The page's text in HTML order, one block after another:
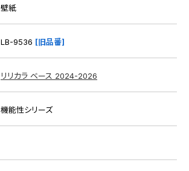
壁紙
LB-9536 [旧品番]
リリカラ ベース 2024-2026
機能性シリーズ